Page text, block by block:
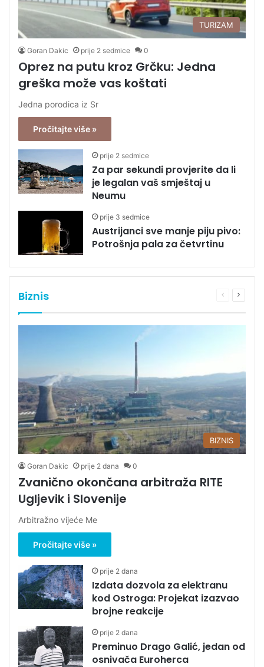
TURIZAM
Goran Dakic prije 2 sedmice 0
Oprez na putu kroz Grčku: Jedna
greška može vas koštati
Jedna porodica iz Sr
Pročitajte više »
prije 2 sedmice
Za par sekundi provjerite da li
je legalan vaš smještaj u
Neumu
prije 3 sedmice
Austrijanci sve manje piju pivo:
Potrošnja pala za četvrtinu
Biznis
Prethodna
BIZNIS
Goran Dakic prije 2 dana 0
Zvanično okončana arbitraža RITE
Ugljevik i Slovenije
Arbitražno vijeće Me
Pročitajte više »
prije 2 dana
Izdata dozvola za elektranu
kod Ostroga: Projekat izazvao
brojne reakcije
prije 2 dana
Preminuo Drago Galić, jedan od
osnivača Euroherca